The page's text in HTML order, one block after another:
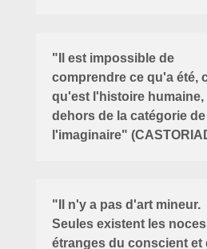
"Il est impossible de
comprendre ce qu'a été,
qu'est l'histoire humaine,
dehors de la catégorie de
l'imaginaire"
"Il n'y a pas d'art mineur.
Seules existent les noces
étranges du conscient et